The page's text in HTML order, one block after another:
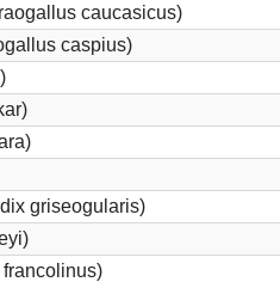
caucasicus)
caspius)
griseogularis)